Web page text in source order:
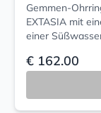
Gemmen-
EXTASIA mit
einer
€ 162.00